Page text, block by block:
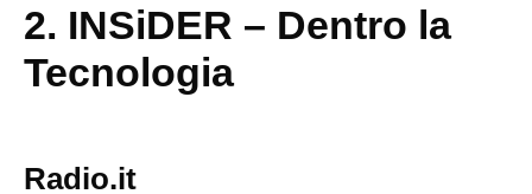
2. INSiDER – Dentro la
Tecnologia
Radio.it